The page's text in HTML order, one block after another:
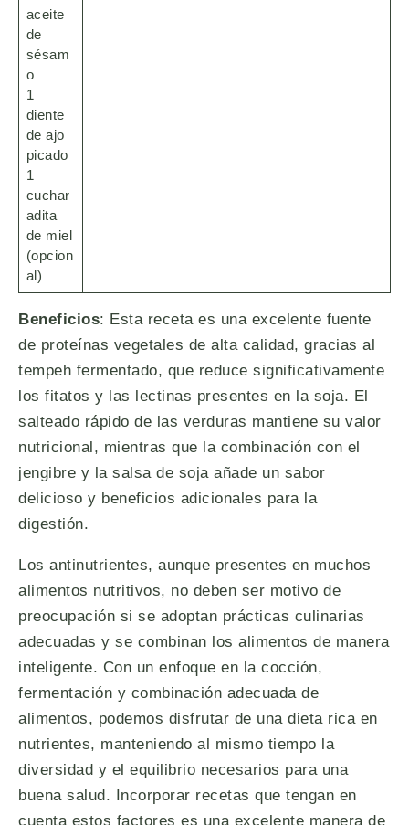
aceite
de
sésam
o
1
diente
de ajo
picado
1
cuchar
adita
de miel
(opcion
al)
Beneficios: Esta receta es una excelente fuente
de proteínas vegetales de alta calidad, gracias al
tempeh fermentado, que reduce significativamente
los fitatos y las lectinas presentes en la soja. El
salteado rápido de las verduras mantiene su valor
nutricional, mientras que la combinación con el
jengibre y la salsa de soja añade un sabor
delicioso y beneficios adicionales para la
digestión.
Los antinutrientes, aunque presentes en muchos
alimentos nutritivos, no deben ser motivo de
preocupación si se adoptan prácticas culinarias
adecuadas y se combinan los alimentos de manera
inteligente. Con un enfoque en la cocción,
fermentación y combinación adecuada de
alimentos, podemos disfrutar de una dieta rica en
nutrientes, manteniendo al mismo tiempo la
diversidad y el equilibrio necesarios para una
buena salud. Incorporar recetas que tengan en
cuenta estos factores es una excelente manera de